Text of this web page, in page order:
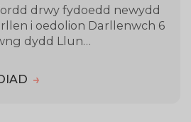
drwy fydoedd newydd
i oedolion Darllenwch 6
dydd Llun…